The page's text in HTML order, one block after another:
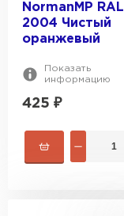
NormanMP RAL
2004 Чистый
оранжевый
Показать
информацию
425 ₽